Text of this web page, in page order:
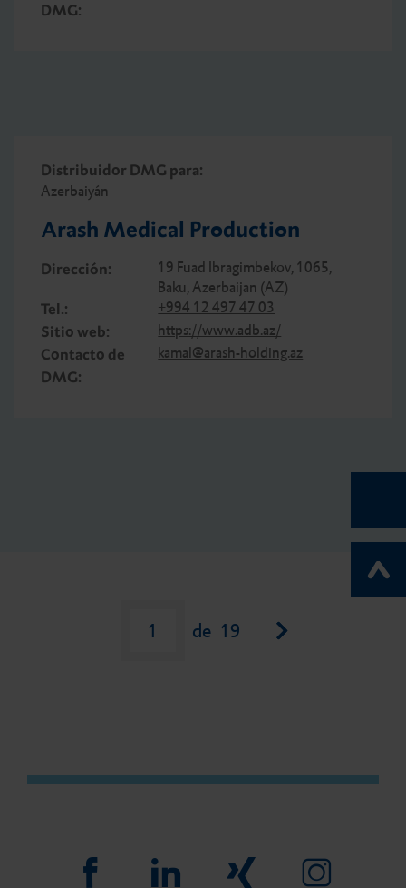
DMG:
Distribuidor DMG para:
Azerbaiyán
Arash Medical Production
Dirección:
19 Fuad Ibragimbekov, 1065,
Baku, Azerbaijan (AZ)
Tel.:
+994 12 497 47 03
Sitio web:
https://www.adb.az/
Contacto de
DMG:
kamal@arash-holding.az
1 de 19 Página siguiente